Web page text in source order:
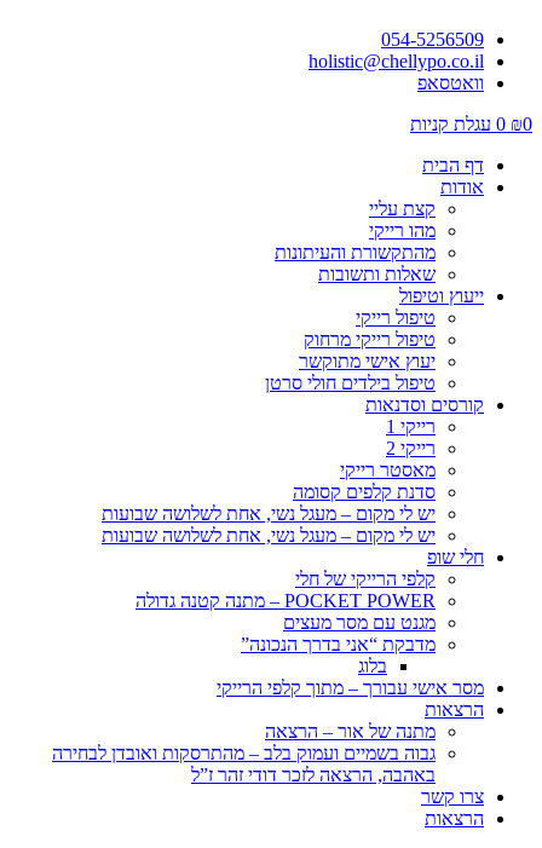
054-5256509
holistic@chellypo.co.il
וואטסאפ
₪0
0 עגלת קניות
דף הבית
אודות
קצת עליי
מהו רייקי
מהתקשורת והעיתונות
שאלות ותשובות
ייעוץ וטיפול
טיפול רייקי
טיפול רייקי מרחוק
יעוץ אישי מתוקשר
טיפול בילדים חולי סרטן
קורסים וסדנאות
רייקי 1
רייקי 2
מאסטר רייקי
סדנת קלפים קסומה
יש לי מקום – מעגל נשי, אחת לשלושה שבועות
יש לי מקום – מעגל נשי, אחת לשלושה שבועות
חלי שופ
קלפי הרייקי של חלי
POCKET POWER – מתנה קטנה גדולה
מגנט עם מסר מעצים
מדבקת “אני בדרך הנכונה”
בלוג
מסר אישי עבורך – מתוך קלפי הרייקי
הרצאות
מתנה של אור – הרצאה
גבוה בשמיים ועמוק בלב – מהתרסקות ואובדן לבחירה
באהבה, הרצאה לזכר דודי זהר ז”ל
צרו קשר
הרצאות